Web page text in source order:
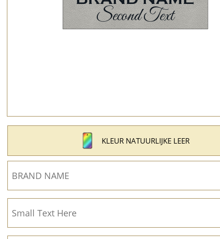
KLEUR NATUURLIJKE LEER